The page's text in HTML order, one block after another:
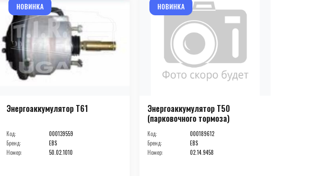
НОВИНКА
Энергоаккумулятор T61
Код:
000139559
Бренд:
EBS
Номер:
50.02.1010
НОВИНКА
Энергоаккумулятор T50
(парковочного тормоза)
Код:
000189612
Бренд:
EBS
Номер:
02.14.9458